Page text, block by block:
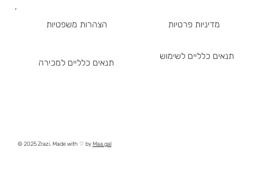
מדיניות פרטיות
תנאים כלליים למכירה
תנאים כלליים לשימוש
הצהרות משפטיות
© 2025 Zrazi. Made with ♡ byMaa.gal